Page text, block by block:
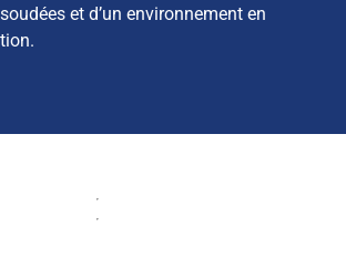
et d’un environnement en